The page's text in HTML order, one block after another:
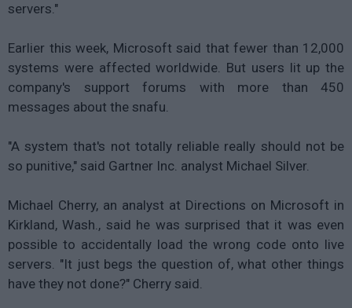
servers."
Earlier this week, Microsoft said that fewer than 12,000
systems were affected worldwide. But users lit up the
company's support forums with more than 450
messages about the snafu.
"A system that's not totally reliable really should not be
so punitive," said Gartner Inc. analyst Michael Silver.
Michael Cherry, an analyst at Directions on Microsoft in
Kirkland, Wash., said he was surprised that it was even
possible to accidentally load the wrong code onto live
servers. "It just begs the question of, what other things
have they not done?" Cherry said.